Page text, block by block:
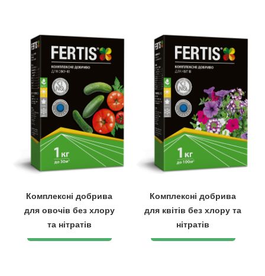
Комплексні добрива
для овочів без хлору
та нітратів
Комплексні добрива
для квітів без хлору та
нітратів